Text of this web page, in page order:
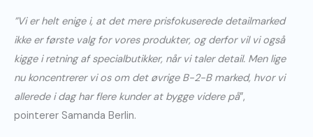
”Vi er helt enige i, at det mere prisfokuserede detailmarked
ikke er første valg for vores produkter, og derfor vil vi også
kigge i retning af specialbutikker, når vi taler detail. Men lige
nu koncentrerer vi os om det øvrige B-2-B marked, hvor vi
allerede i dag har flere kunder at bygge videre på”,
pointerer Samanda Berlin.